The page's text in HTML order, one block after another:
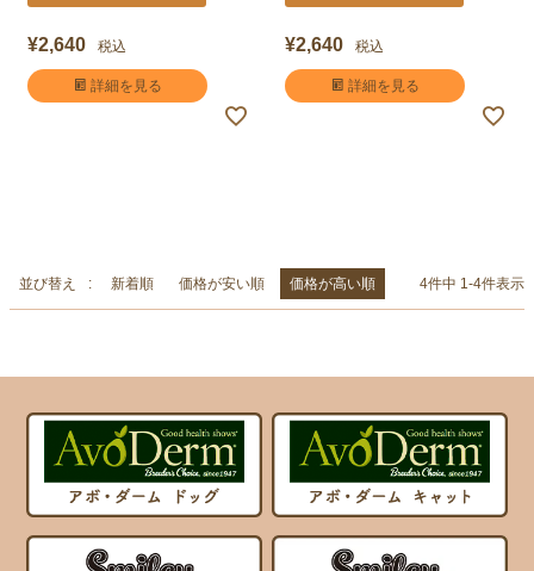
¥2,640 税込
詳細を見る
¥2,640 税込
詳細を見る
並び替え 新着順 価格が安い順 価格が高い順 4件中 1-4件表示